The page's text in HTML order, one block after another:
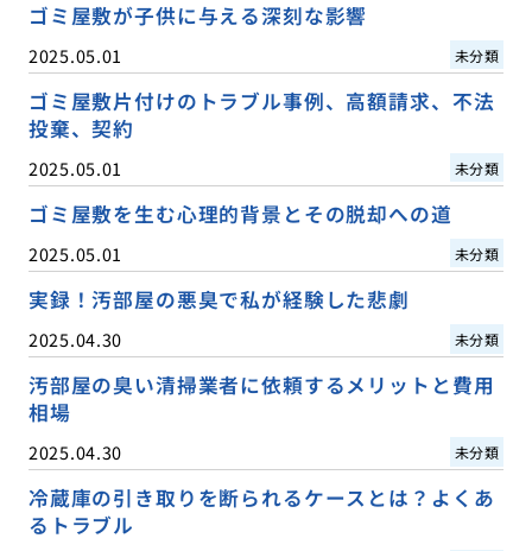
ゴミ屋敷が子供に与える深刻な影響
2025.05.01 未分類
ゴミ屋敷片付けのトラブル事例、高額請求、不法
投棄、契約
2025.05.01 未分類
ゴミ屋敷を生む心理的背景とその脱却への道
2025.05.01 未分類
実録！汚部屋の悪臭で私が経験した悲劇
2025.04.30 未分類
汚部屋の臭い清掃業者に依頼するメリットと費用
相場
2025.04.30 未分類
冷蔵庫の引き取りを断られるケースとは？よくあ
るトラブル